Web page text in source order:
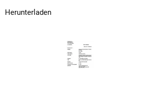
Herunterladen